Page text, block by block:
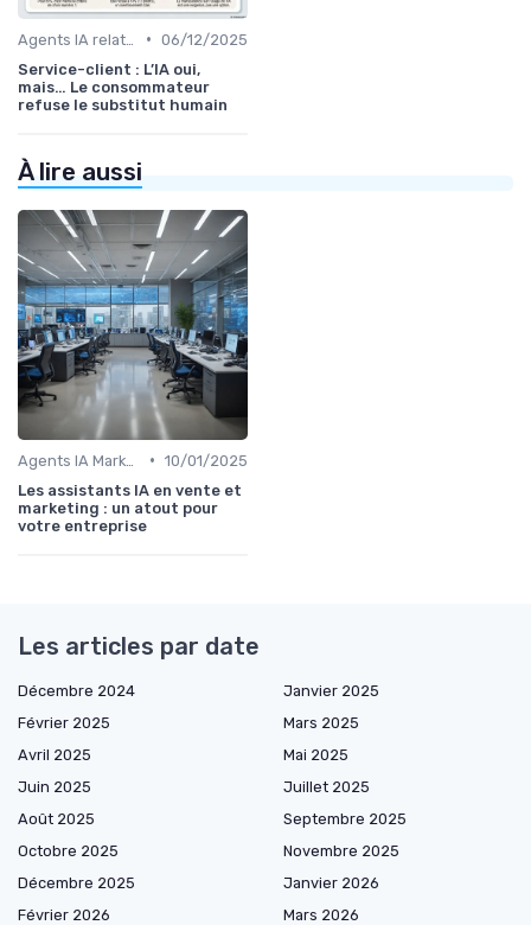
• 06/12/2025
Service-client : L’IA oui,
mais… Le consommateur
refuse le substitut humain
À lire aussi
• 10/01/2025
Les assistants IA en vente et
marketing : un atout pour
votre entreprise
Les articles par date
Décembre 2024
Janvier 2025
Février 2025
Mars 2025
Avril 2025
Mai 2025
Juin 2025
Juillet 2025
Août 2025
Septembre 2025
Octobre 2025
Novembre 2025
Décembre 2025
Janvier 2026
Février 2026
Mars 2026